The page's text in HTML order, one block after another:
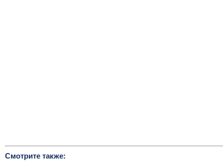
Смотрите также: